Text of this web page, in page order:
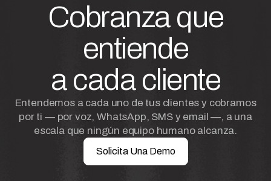
Cobranza que
entiende
a cada cliente
Entendemos a cada uno de tus clientes y cobramos
por ti — por voz, WhatsApp, SMS y email —, a una
escala que ningún equipo humano alcanza.
Solicita Una Demo